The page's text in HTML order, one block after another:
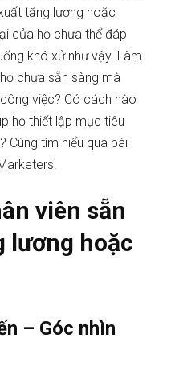
tăng lương hoặc
của họ chưa thể đáp
khó xử như vậy. Làm
chưa sẵn sàng mà
việc? Có cách nào
họ thiết lập mục tiêu
Cùng tìm hiểu qua bài
viên sẵn
lương hoặc
– Góc nhìn